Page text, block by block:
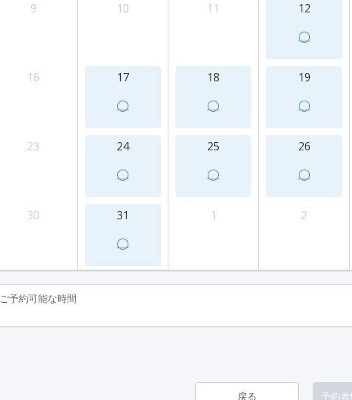
9 10 11
12
◯
16
17
◯
18
◯
19
◯
23
24
◯
25
◯
26
◯
30
31
◯
1 2
ご予約可能な時間
戻る 予約